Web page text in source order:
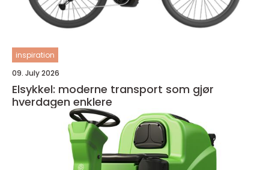
inspiration
09. July 2026
Elsykkel: moderne transport som gjør
hverdagen enklere